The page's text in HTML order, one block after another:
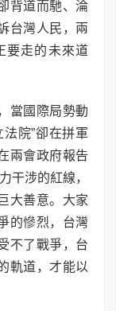
背道而馳、淪
台灣人民，兩
要走的未來道
當國際局勢動
院”卻在拼軍
兩會政府報告
干涉的紅線，
大善意。大家
的慘烈，台灣
不了戰爭，台
軌道，才能以